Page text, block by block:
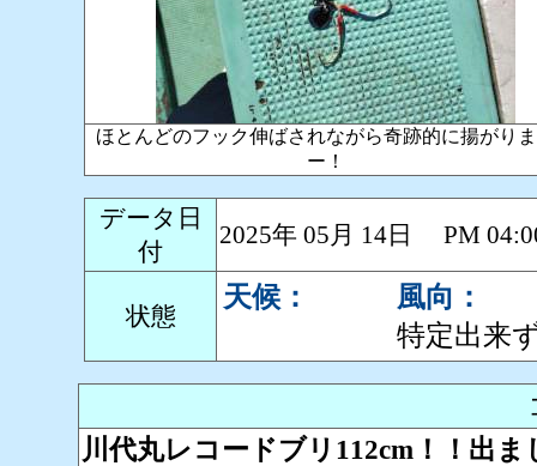
ほとんどのフック伸ばされながら奇跡的に揚がり
ー！
データ日
付
2025年 05月 14日 PM
状態
天候：
風向：
特定出来
川代丸レコードブリ112cm！！出